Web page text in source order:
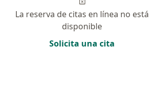
La reserva de citas en línea no está
disponible
Solicita una cita